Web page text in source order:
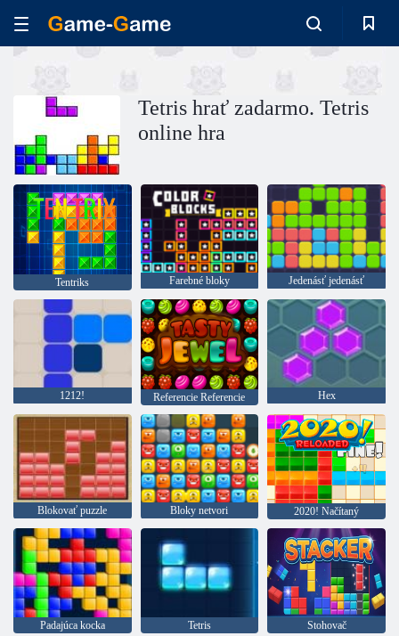
Tetris hrať zadarmo. Tetris
online hra
Tentriks Farebné bloky Jedenásť jedenásť
1212! Referencie Referencie Hex
Blokovať puzzle Bloky netvori 2020! Načítaný
Padajúca kocka Tetris Stohovač